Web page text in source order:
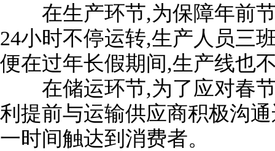
在生产环节,为保障年前节
24小时不停运转,生产人员三
便在过年长假期间,生产线也
在储运环节,为了应对春节
利提前与运输供应商积极沟
一时间触达到消费者。